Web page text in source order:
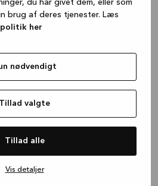
du har givet dem, eller som
brug af deres tjenester. Læs
her
nødvendigt
Tillad valgte
Tillad alle
Vis detaljer
(see the browser console for more
.